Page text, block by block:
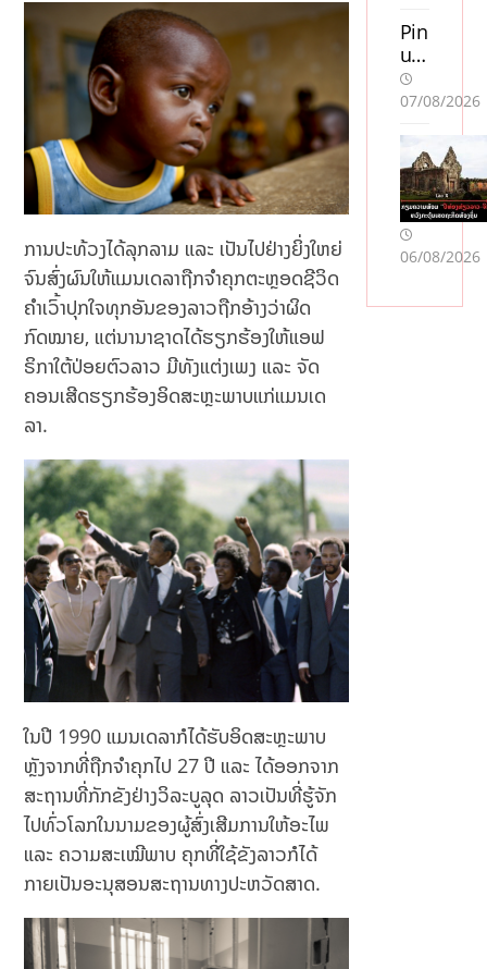
ການປະທ້ວງໄດ້ລຸກລາມ ແລະ ເປັນໄປຢ່າງຍິ່ງໃຫຍ່
ຈົນສົ່ງຜົນໃຫ້ແມນເດລາຖືກຈຳຄຸກຕະຫຼອດຊີວິດ
ຄຳເວົ້າປຸກໃຈທຸກອັນຂອງລາວຖືກອ້າງວ່າຜິດ
ກົດໝາຍ, ແຕ່ນານາຊາດໄດ້ຮຽກຮ້ອງໃຫ້ແອຟ
ຣິກາໃຕ້ປ່ອຍຕົວລາວ ມີທັງແຕ່ງເພງ ແລະ ຈັດ
ຄອນເສີດຮຽກຮ້ອງອິດສະຫຼະພາບແກ່ແມນເດ
ລາ.
ໃນປີ 1990 ແມນເດລາກໍໄດ້ຮັບອິດສະຫຼະພາບ
ຫຼັງຈາກທີ່ຖືກຈຳຄຸກໄປ 27 ປີ ແລະ ໄດ້ອອກຈາກ
ສະຖານທີ່ກັກຂັງຢ່າງວິລະບູລຸດ ລາວເປັນທີ່ຮູ້ຈັກ
ໄປທົ່ວໂລກໃນນາມຂອງຜູ້ສົ່ງເສີມການໃຫ້ອະໄພ
ແລະ ຄວາມສະເໝີພາບ ຄຸກທີ່ໃຊ້ຂັງລາວກໍໄດ້
ກາຍເປັນອະນຸສອນສະຖານທາງປະຫວັດສາດ.
n
sve
ns
k
en
s
so
m
acc
ept
r
Pin
up
Ca
sin
Oy
unl
arı:
Mo
stb
et
ilə
07/08/2026
06/08/2026